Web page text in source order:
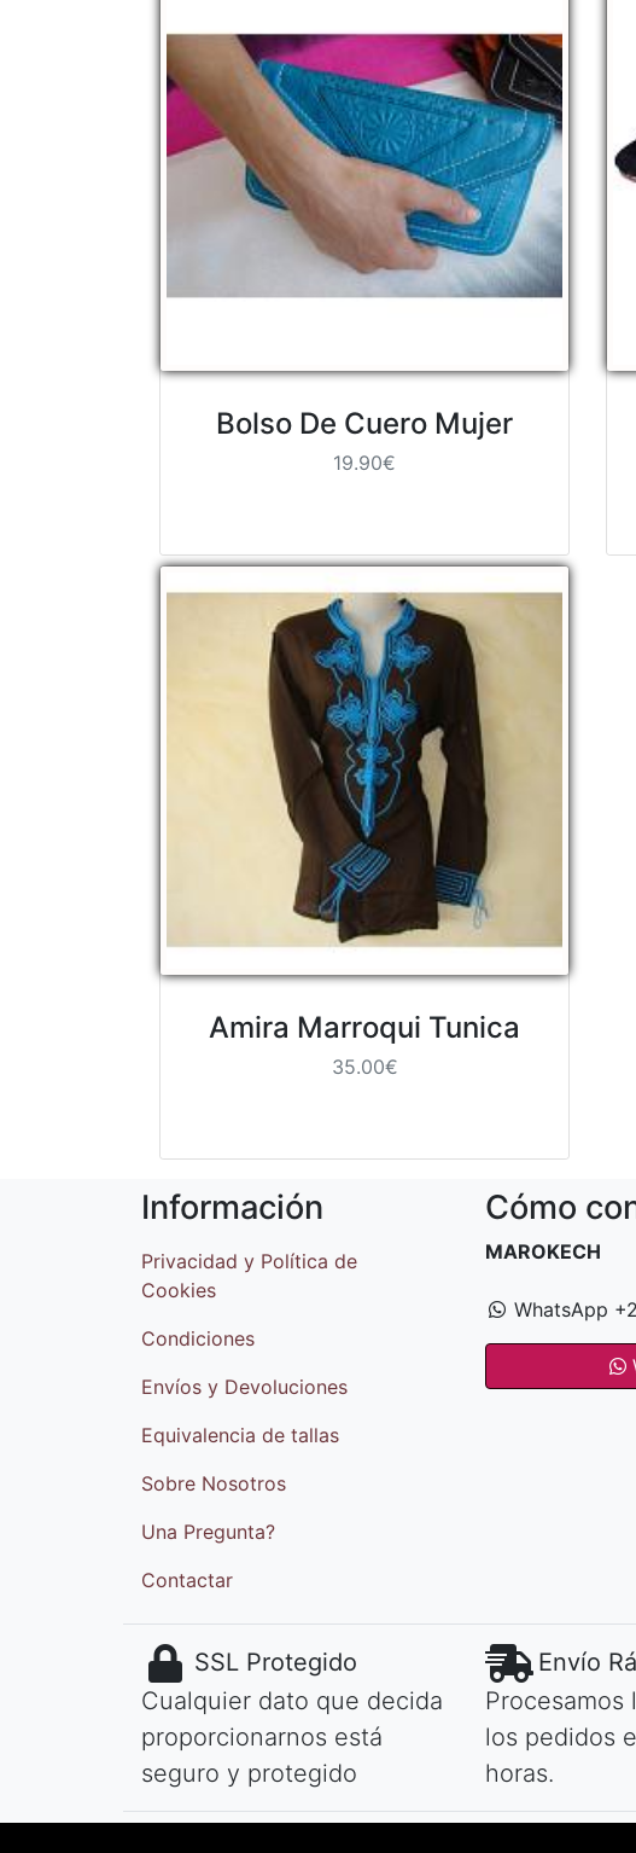
Bolso De Cuero Mujer
19.90€
Amira Marroqui Tunica
35.00€
Información
Privacidad y Política de
Cookies
Condiciones
Envíos y Devoluciones
Equivalencia de tallas
Sobre Nosotros
Una Pregunta?
Contactar
Cómo
MAROKECH
WhatsApp
SSL Protegido
Cualquier dato que decida
proporcionarnos está
seguro y protegido
Envío
Procesamos
los pedidos
horas.